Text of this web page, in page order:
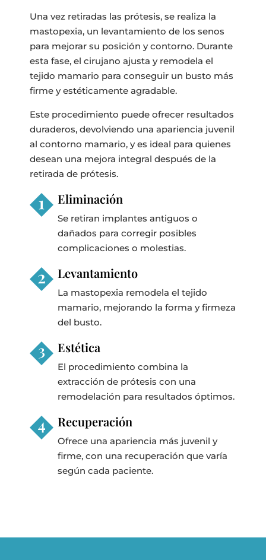
Una vez retiradas las prótesis, se realiza la
mastopexia, un levantamiento de los senos
para mejorar su posición y contorno. Durante
esta fase, el cirujano ajusta y remodela el
tejido mamario para conseguir un busto más
firme y estéticamente agradable.
Este procedimiento puede ofrecer resultados
duraderos, devolviendo una apariencia juvenil
al contorno mamario, y es ideal para quienes
desean una mejora integral después de la
retirada de prótesis.
Eliminación
Se retiran implantes antiguos o
dañados para corregir posibles
complicaciones o molestias.
Levantamiento
La mastopexia remodela el tejido
mamario, mejorando la forma y firmeza
del busto.
Estética
El procedimiento combina la
extracción de prótesis con una
remodelación para resultados óptimos.
Recuperación
Ofrece una apariencia más juvenil y
firme, con una recuperación que varía
según cada paciente.